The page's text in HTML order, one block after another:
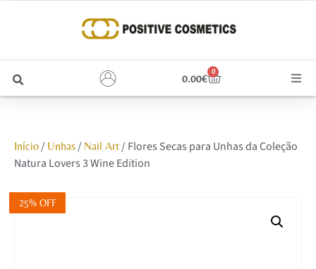
0.00€
0
Unhas
Início/ Unhas/ Nail Art/ Flores Secas para Unhas da Coleção
Natura Lovers 3 Wine Edition
25% OFF